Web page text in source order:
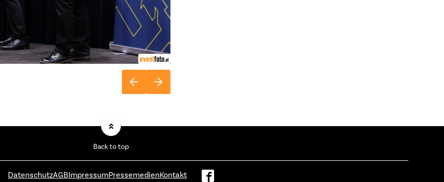
Back to top
DatenschutzAGBImpressumPressemedienKontakt